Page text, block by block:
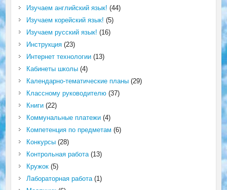
Изучаем английский язык! (44)
Изучаем корейский язык! (5)
Изучаем русский язык! (16)
Инструкция(23)
Интернет технологии(13)
Кабинеты школы(4)
Календарно-тематические планы(29)
Классному руководителю(37)
Книги(22)
Коммунальные платежи(4)
Компетенция по предметам (6)
Конкурсы(28)
Контрольная работа(13)
Кружок(5)
Лабораторная работа(1)